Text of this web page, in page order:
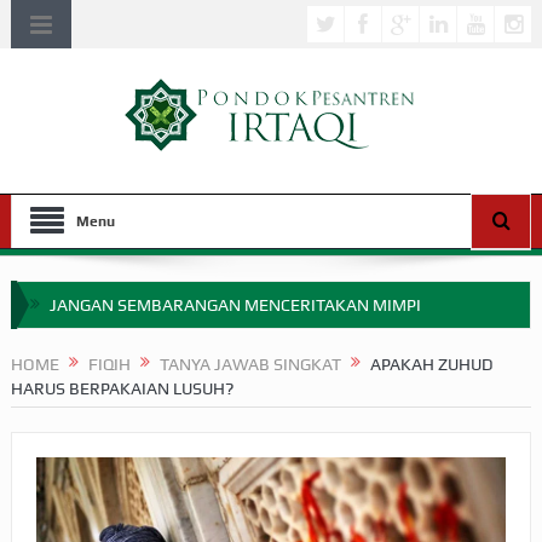
Menu
JANGAN SEMBARANGAN MENCERITAKAN MIMPI
MIMPI YANG DIABAIKAN MENJELANG PERANG BADAR
SEBELUM TIBA SAAT WAJIB?
HAKIKAT NIKMAT DI DUNIA!
HOME FIQIH TANYA JAWAB SINGKAT
APAKAH ZUHUD
HARUS BERPAKAIAN LUSUH?